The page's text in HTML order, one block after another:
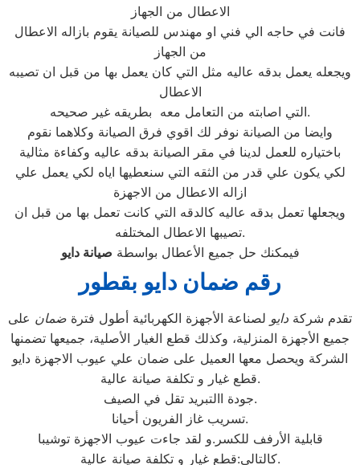
الاعطال من الجهاز
فانت في حاجه الي فني او مهندس للصيانة يقوم بازاله الاعطال
من الجهاز
ويجعله يعمل بدقه عاليه مثل التي كان يعمل بها من قبل ان تصيبه
الاعطال
التي اصابته من التعامل معه بطريقه غير صحيحه.
وايضا من الصيانة نوفر لك اقوي فرق الصيانة وكلاهما نقوم
باختياره للعمل لدينا في مقر الصيانة بدقه عاليه وكفاءة مثالية
لكي يكون علي قدر من الثقه التي سنعطيها اياه لكي يعمل علي
ازاله الاعطال من الاجهزة
ويجعلها تعمل بدقه عاليه كالدقه التي كانت تعمل بها من قبل ان
تصيبها الاعطال المختلفه.
فيمكنك حل جميع الأعطال بواسطة صيانة دايو
رقم ضمان دايو بقطور
تقدم شركة دايو لصناعة الأجهزة الكهربائية أطول فترة ضمان على
جميع الأجهزة المنزلية، وكذلك قطع الغيار الأصلية، جميعها تضمنها
الشركة ويحصل معها العميل على ضمان علي عيوب الاجهزة دايو
قطع غيار و تكلفة صيانة عالية.
جودة االتبريد تقل في الصيف.
تسريب غاز الفريون أحيانا.
قابلية الأرفف للكسر.و لقد جاءت عيوب الاجهزة توشيبا
كالتالي:قطع غيار و تكلفة صيانة عالية.